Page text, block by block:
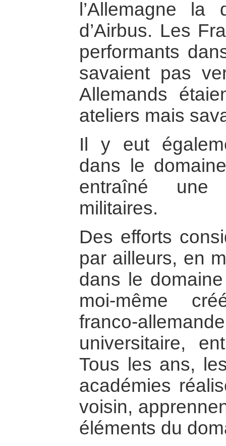
l’Allemagne la
d’Airbus. Les
performants
savaient pas
Allemands
ateliers mais
Il y eut
dans le
entraîné une
militaires.
Des efforts
par ailleurs, en
dans le
moi-même
franco-
universitaire,
Tous les ans,
académies
voisin,
éléments du